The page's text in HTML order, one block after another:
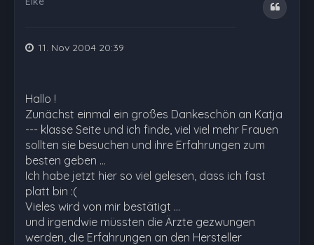
Zitat
11. Nov 2004 20:39
Hallo !
Zunächst einmal ein großes Dankeschön an Katja
--- klasse Seite und ich finde, viel viel mehr Frauen
sollten sie besuchen und ihre Erfahrungen zum
besten geben ...
Ich habe jetzt hier so viel gelesen, dass ich fast
platt bin :(
Vieles wird von mir bestätigt ...
und irgendwie müssten die Ärzte gezwungen
werden, die Erfahrungen an den Hersteller